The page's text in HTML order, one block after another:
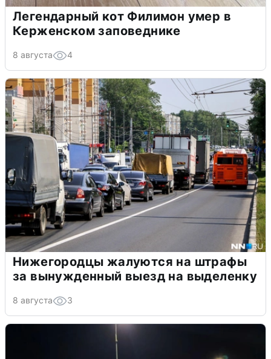
Легендарный кот Филимон умер в
Керженском заповеднике
8 августа 4
Нижегородцы жалуются на штрафы
за вынужденный выезд на выделенку
8 августа 3